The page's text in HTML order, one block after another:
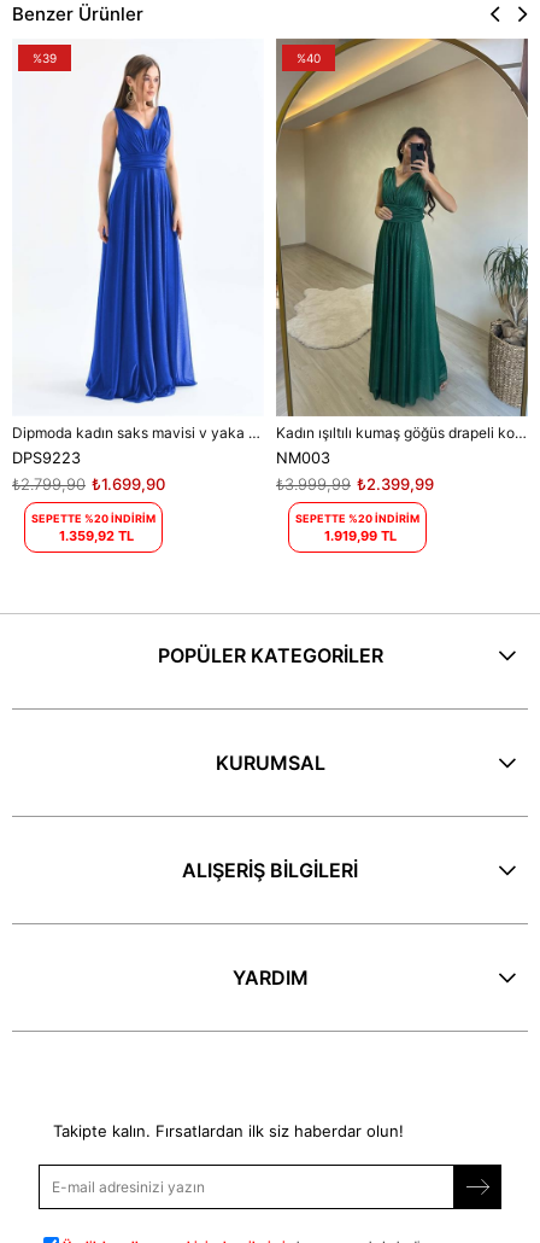
Benzer Ürünler
Dipmoda kadın saks mavisi v yaka simli tül abiye elbise DPS9223
DPS9223
₺1.699,90
₺2.799,90
SEPETTE %20 İNDİRİM
1.359,92 TL
%39
Kadın ışıltılı kumaş göğüs drapeli kolsuz elbise DPNM003
NM003
₺2.399,99
₺3.999,99
SEPETTE %20 İNDİRİM
1.919,99 TL
%40
POPÜLER KATEGORİLER
KURUMSAL
ALIŞERİŞ BİLGİLERİ
YARDIM
Takipte kalın. Fırsatlardan ilk siz haberdar olun!